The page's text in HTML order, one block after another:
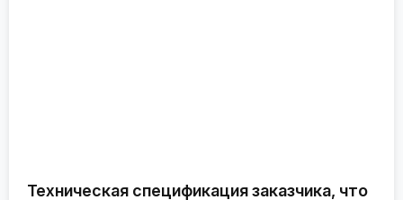
Техническая спецификация заказчика, что